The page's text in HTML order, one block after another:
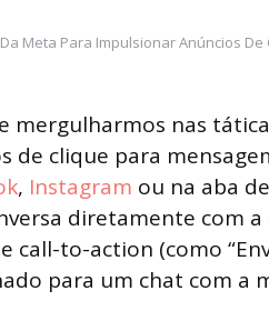
Meta Para Impulsionar Anúncios
mergulharmos nas
de clique para
, Instagram ou na aba
diretamente com
call-to-action (como
para um chat com a